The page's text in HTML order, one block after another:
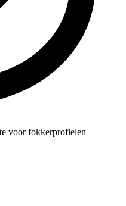
voor fokkerprofielen